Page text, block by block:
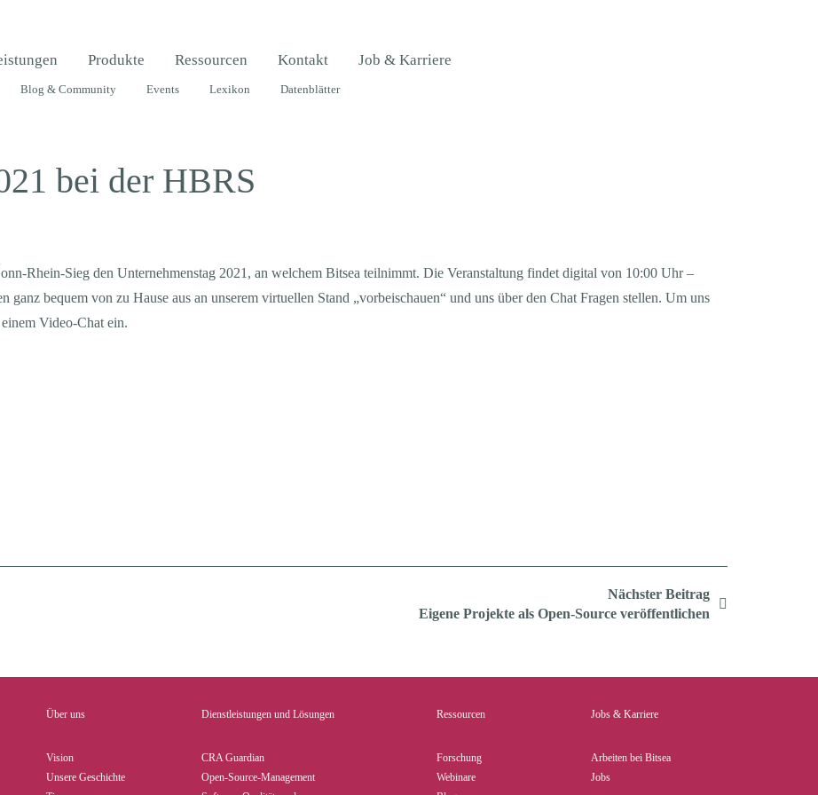
Produkte Ressourcen Kontakt Job & Karriere
Blog & Community Events Lexikon Datenblätter
bei der HBRS
Rhein-Sieg den Unternehmenstag 2021, an welchem Bitsea teilnimmt. Die Veranstaltung findet digital von 10:00 Uhr –
ganz bequem von zu Hause aus an unserem virtuellen Stand „vorbeischauen“ und uns über den Chat Fragen stellen. Um uns
Video-Chat ein.
Nächster Beitrag
Eigene Projekte als Open-Source veröffentlichen
Über uns
Vision
Unsere Geschichte
Dienstleistungen und Lösungen
CRA Guardian
Open-Source-Management
Ressourcen
Forschung
Webinare
Jobs & Karriere
Arbeiten bei Bitsea
Jobs